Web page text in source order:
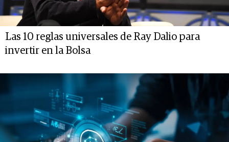
Las 10 reglas universales de Ray Dalio para
invertir en la Bolsa